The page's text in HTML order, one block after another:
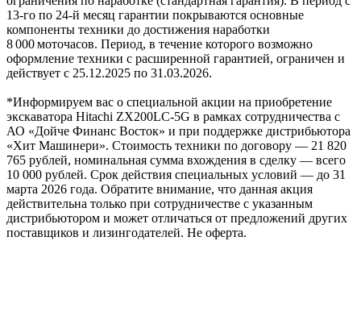
13‑го по 24‑й месяц гарантии покрываются основные
компоненты техники до достижения наработки
8 000 моточасов. Период, в течение которого возможно
оформление техники с расширенной гарантией, ограничен и
действует с 25.12.2025 по 31.03.2026.
*Информируем вас о специальной акции на приобретение
экскаватора Hitachi ZX200LC-5G в рамках сотрудничества с
АО «Дойче Финанс Восток» и при поддержке дистрибьютора
«Хит Машинери». Стоимость техники по договору — 21 820
765 рублей, номинальная сумма вхождения в сделку — всего
10 000 рублей. Срок действия специальных условий — до 31
марта 2026 года. Обратите внимание, что данная акция
действительна только при сотрудничестве с указанным
дистрибьютором и может отличаться от предложений других
поставщиков и лизингодателей. Не оферта.